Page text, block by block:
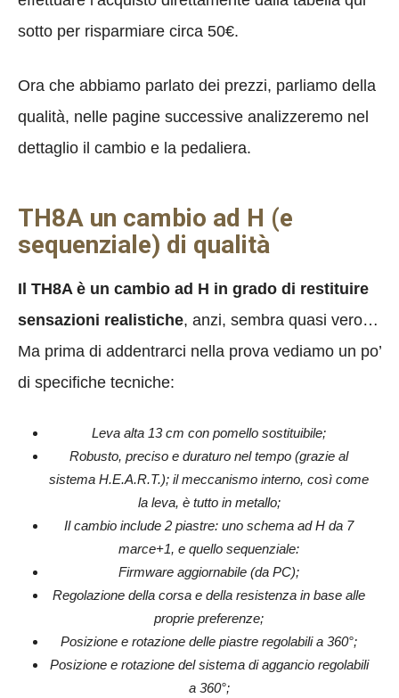
sotto per risparmiare circa 50€.
Ora che abbiamo parlato dei prezzi, parliamo della
qualità, nelle pagine successive analizzeremo nel
dettaglio il cambio e la pedaliera.
TH8A un cambio ad H (e
sequenziale) di qualità
Il TH8A è un cambio ad H in grado di restituire
sensazioni realistiche, anzi, sembra quasi vero…
Ma prima di addentrarci nella prova vediamo un po’
di specifiche tecniche:
Leva alta 13 cm con pomello sostituibile;
Robusto, preciso e duraturo nel tempo (grazie al
sistema H.E.A.R.T.); il meccanismo interno, così come
la leva, è tutto in metallo;
Il cambio include 2 piastre: uno schema ad H da 7
marce+1, e quello sequenziale:
Firmware aggiornabile (da PC);
Regolazione della corsa e della resistenza in base alle
proprie preferenze;
Posizione e rotazione delle piastre regolabili a 360°;
Posizione e rotazione del sistema di aggancio regolabili
a 360°;